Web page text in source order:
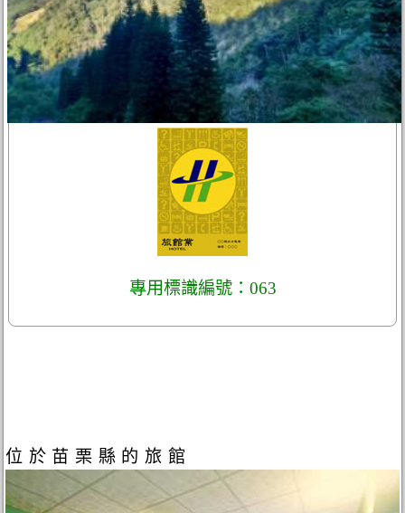
專用標識編號：063
位於苗栗縣的旅館